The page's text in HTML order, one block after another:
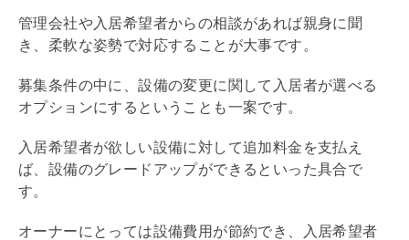
管理会社や入居希望者からの相談があれば親身に聞
き、柔軟な姿勢で対応することが大事です。
募集条件の中に、設備の変更に関して入居者が選べる
オプションにするということも一案です。
入居希望者が欲しい設備に対して追加料金を支払え
ば、設備のグレードアップができるといった具合で
す。
オーナーにとっては設備費用が節約でき、入居希望者